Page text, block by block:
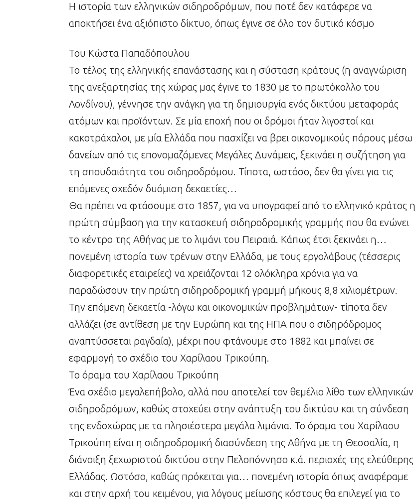
Η ιστορία των ελληνικών σιδηροδρόμων, που ποτέ δεν κατάφερε να
αποκτήσει ένα αξιόπιστο δίκτυο, όπως έγινε σε όλο τον δυτικό κόσμο
Του Κώστα Παπαδόπουλου
Το τέλος της ελληνικής επανάστασης και η σύσταση κράτους (η αναγνώριση
της ανεξαρτησίας της χώρας μας έγινε το 1830 με το πρωτόκολλο του
Λονδίνου), γέννησε την ανάγκη για τη δημιουργία ενός δικτύου μεταφοράς
ατόμων και προϊόντων. Σε μία εποχή που οι δρόμοι ήταν λιγοστοί και
κακοτράχαλοι, με μία Ελλάδα που πασχίζει να βρει οικονομικούς πόρους μέσω
δανείων από τις επονομαζόμενες Μεγάλες Δυνάμεις, ξεκινάει η συζήτηση για
τη σπουδαιότητα του σιδηροδρόμου. Τίποτα, ωστόσο, δεν θα γίνει για τις
επόμενες σχεδόν δυόμιση δεκαετίες…
Θα πρέπει να φτάσουμε στο 1857, για να υπογραφεί από το ελληνικό κράτος η
πρώτη σύμβαση για την κατασκευή σιδηροδρομικής γραμμής που θα ενώνει
το κέντρο της Αθήνας με το λιμάνι του Πειραιά. Κάπως έτσι ξεκινάει η…
πονεμένη ιστορία των τρένων στην Ελλάδα, με τους εργολάβους (τέσσερις
διαφορετικές εταιρείες) να χρειάζονται 12 ολόκληρα χρόνια για να
παραδώσουν την πρώτη σιδηροδρομική γραμμή μήκους 8,8 χιλιομέτρων.
Την επόμενη δεκαετία -λόγω και οικονομικών προβλημάτων- τίποτα δεν
αλλάζει (σε αντίθεση με την Ευρώπη και της ΗΠΑ που ο σιδηρόδρομος
αναπτύσσεται ραγδαία), μέχρι που φτάνουμε στο 1882 και μπαίνει σε
εφαρμογή το σχέδιο του Χαρίλαου Τρικούπη.
Το όραμα του Χαρίλαου Τρικούπη
Ένα σχέδιο μεγαλεπήβολο, αλλά που αποτελεί τον θεμέλιο λίθο των ελληνικών
σιδηροδρόμων, καθώς στοχεύει στην ανάπτυξη του δικτύου και τη σύνδεση
της ενδοχώρας με τα πλησιέστερα μεγάλα λιμάνια. Το όραμα του Χαρίλαου
Τρικούπη είναι η σιδηροδρομική διασύνδεση της Αθήνα με τη Θεσσαλία, η
διάνοιξη ξεχωριστού δικτύου στην Πελοπόννησο κ.ά. περιοχές της ελεύθερης
Ελλάδας. Ωστόσο, καθώς πρόκειται για… πονεμένη ιστορία όπως αναφέραμε
και στην αρχή του κειμένου, για λόγους μείωσης κόστους θα επιλεγεί για το